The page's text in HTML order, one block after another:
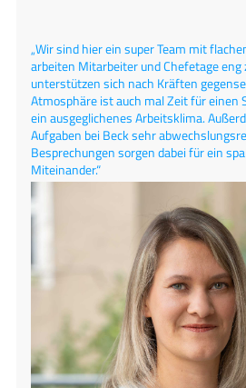
„Wir sind hier ein super Team mit
arbeiten Mitarbeiter und Chefetage eng
unterstützen sich nach Kräften
Atmosphäre ist auch mal Zeit für einen
ein ausgeglichenes Arbeitsklima.
Aufgaben bei Beck sehr
Besprechungen sorgen dabei für ein
Miteinander.“